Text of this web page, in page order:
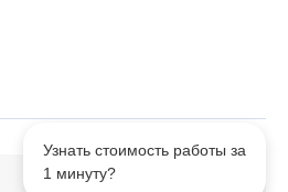
Узнать стоимость работы за
1 минуту?